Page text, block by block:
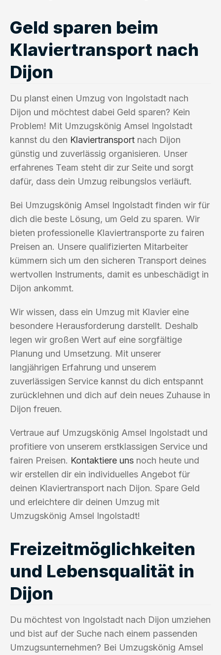
Geld sparen beim
Klaviertransport nach
Dijon
Du planst einen Umzug von Ingolstadt nach
Dijon und möchtest dabei Geld sparen? Kein
Problem! Mit Umzugskönig Amsel Ingolstadt
kannst du den Klaviertransport nach Dijon
günstig und zuverlässig organisieren. Unser
erfahrenes Team steht dir zur Seite und sorgt
dafür, dass dein Umzug reibungslos verläuft.
Bei Umzugskönig Amsel Ingolstadt finden wir für
dich die beste Lösung, um Geld zu sparen. Wir
bieten professionelle Klaviertransporte zu fairen
Preisen an. Unsere qualifizierten Mitarbeiter
kümmern sich um den sicheren Transport deines
wertvollen Instruments, damit es unbeschädigt in
Dijon ankommt.
Wir wissen, dass ein Umzug mit Klavier eine
besondere Herausforderung darstellt. Deshalb
legen wir großen Wert auf eine sorgfältige
Planung und Umsetzung. Mit unserer
langjährigen Erfahrung und unserem
zuverlässigen Service kannst du dich entspannt
zurücklehnen und dich auf dein neues Zuhause in
Dijon freuen.
Vertraue auf Umzugskönig Amsel Ingolstadt und
profitiere von unserem erstklassigen Service und
fairen Preisen. Kontaktiere uns noch heute und
wir erstellen dir ein individuelles Angebot für
deinen Klaviertransport nach Dijon. Spare Geld
und erleichtere dir deinen Umzug mit
Umzugskönig Amsel Ingolstadt!
Freizeitmöglichkeiten
und Lebensqualität in
Dijon
Du möchtest von Ingolstadt nach Dijon umziehen
und bist auf der Suche nach einem passenden
Umzugsunternehmen? Bei Umzugskönig Amsel